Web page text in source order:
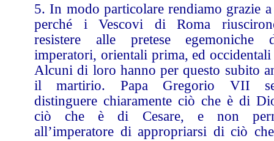
5. In modo particolare rendiamo grazie
perché i Vescovi di Roma
resistere alle pretese egemoniche
imperatori, orientali prima, ed
Alcuni di loro hanno per questo subito
il martirio. Papa Gregorio VII
distinguere chiaramente ciò che è di
ciò che è di Cesare, e non
all’imperatore di appropriarsi di ciò